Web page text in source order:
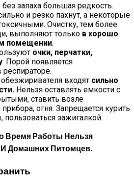
запаха большая редкость.
и резко пахнут, а некоторые
Очистку, тем более
выполняют только в хорошо
помещении.
очки, перчатки,
. Порой появляется
входят сильно
Нельзя оставлять емкости с
ставить возле
огня. Запрещается курить
зажигалкой.
Время Работы Нельзя
И Домашних Питомцев.